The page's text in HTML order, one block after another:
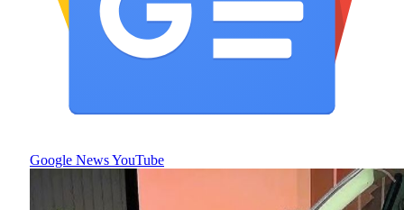
Google NewsYouTube